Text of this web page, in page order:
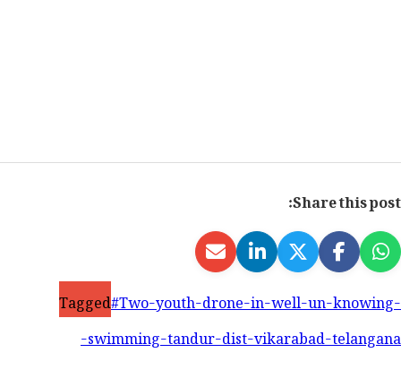
Share this post:
Tagged#Two-youth-drone-in-well-un-knowing-
swimming-tandur-dist-vikarabad-telangana-